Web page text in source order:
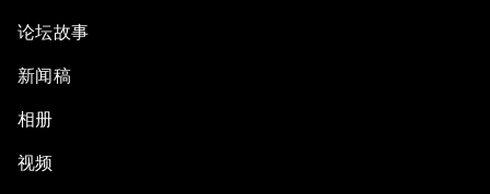
论坛故事
新闻稿
相册
视频